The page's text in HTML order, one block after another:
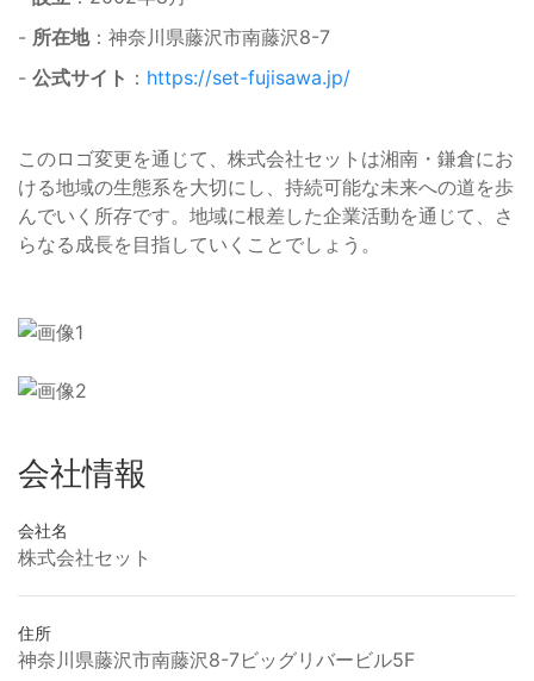
- 所在地：神奈川県藤沢市南藤沢8-7
- 公式サイト ： https://set-fujisawa.jp/
このロゴ変更を通じて、株式会社セットは湘南・鎌倉にお
ける地域の生態系を大切にし、持続可能な未来への道を歩
んでいく所存です。地域に根差した企業活動を通じて、さ
らなる成長を目指していくことでしょう。
会社情報
会社名
株式会社セット
住所
神奈川県藤沢市南藤沢8-7ビッグリバービル5F